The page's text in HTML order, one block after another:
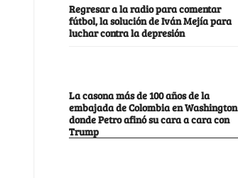
Regresar a la radio para comentar
fútbol, la solución de Iván Mejía para
luchar contra la depresión
La casona más de 100 años de la
embajada de Colombia en Washington
donde Petro afinó su cara a cara con
Trump